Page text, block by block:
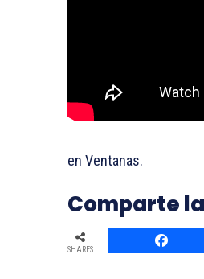
en Ventanas.
Comparte
SHARES